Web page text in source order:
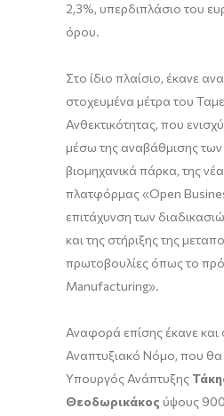
2,3%, υπερδιπλάσιο του
όρου.
Στο ίδιο πλαίσιο, έκανε
στοχευμένα μέτρα του
Ανθεκτικότητας, που
μέσω της αναβάθμισης
βιομηχανικά πάρκα, της
πλατφόρμας «Open
επιτάχυνση των
και της στήριξης της
πρωτοβουλίες όπως το
Manufacturing».
Αναφορά επίσης έκανε και
Αναπτυξιακό Νόμο, που θα
Υπουργός Ανάπτυξης
Θεοδωρικάκος ύψους